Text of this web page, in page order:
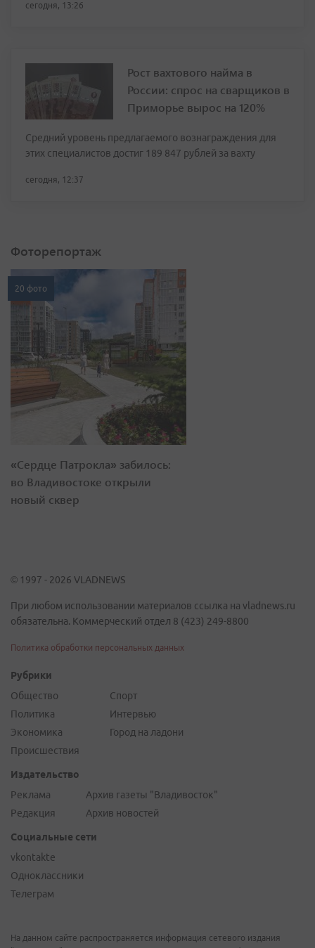
сегодня, 13:26
Рост вахтового найма в
России: спрос на сварщиков в
Приморье вырос на 120%
Средний уровень предлагаемого вознаграждения для
этих специалистов достиг 189 847 рублей за вахту
сегодня, 12:37
Фоторепортаж
20 фото
«Сердце Патрокла» забилось:
во Владивостоке открыли
новый сквер
© 1997 - 2026 VLADNEWS
При любом использовании материалов ссылка на vladnews.ru
обязательна. Коммерческий отдел 8 (423) 249-8800
Политика обработки персональных данных
Рубрики
Общество
Политика
Экономика
Происшествия
Спорт
Интервью
Город на ладони
Издательство
Реклама
Редакция
Архив газеты "Владивосток"
Архив новостей
Социальные сети
vkontakte
Одноклассники
Телеграм
На данном сайте распространяется информация сетевого издания